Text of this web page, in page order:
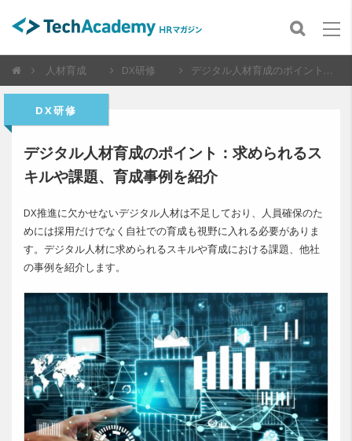
人材育成 DX研修 デジタル人材育成のポイント：求められるスキルや課題、育成事例を紹介
DX研修
デジタル人材育成のポイント：求められるス
キルや課題、育成事例を紹介
DX推進に欠かせないデジタル人材は不足しており、人員確保のた
めには採用だけでなく自社での育成も視野に入れる必要がありま
す。デジタル人材に求められるスキルや育成における課題、他社
の事例を紹介します。